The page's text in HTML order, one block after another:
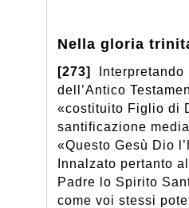
Nella gloria
[273]
dell’Antico
«costituito Figlio di
santificazione
«Questo Gesù Dio
Innalzato pertanto
Padre lo Spirito
come voi stessi